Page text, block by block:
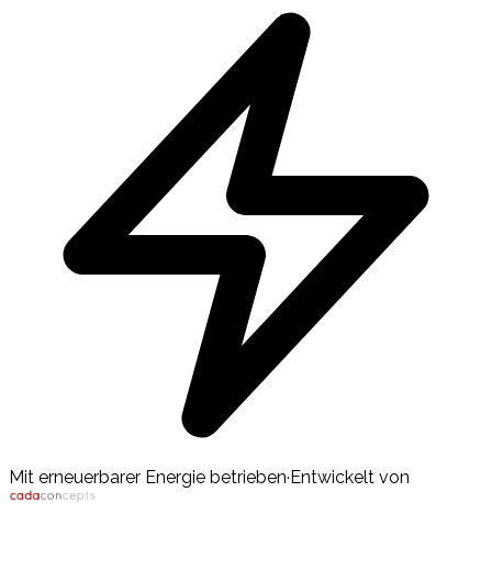
Mit erneuerbarer Energie betrieben· Entwickelt von